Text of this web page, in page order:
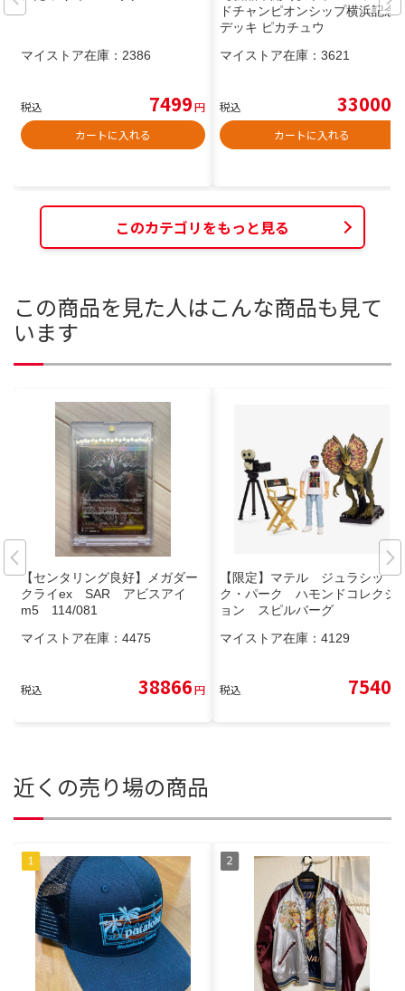
マイストア在庫： 2386
税込 7499円
カートに入れる
ドチャンピオンシップ横浜記念
デッキ ピカチュウ
マイストア在庫： 3621
税込 33000
カートに入れる
このカテゴリをもっと見る
この商品を見た人はこんな商品も見て
います
【センタリング良好】メガダー
クライex SAR アビスアイ
m5 114/081
マイストア在庫： 4475
税込 38866円
【限定】マテル ジュラシッ
ク・パーク ハモンドコレクシ
ョン スピルバーグ
マイストア在庫： 4129
税込 7540
近くの売り場の商品